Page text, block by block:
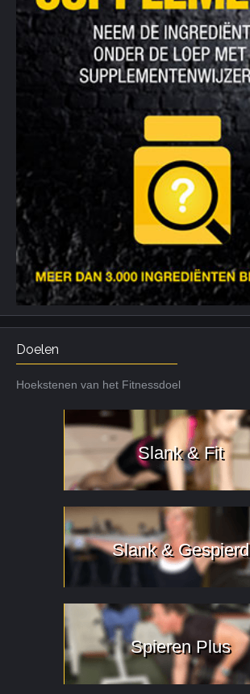
Doelen
Hoekstenen van het Fitnessdoel
Slank & Fit
Slank & Gespierd
Spieren Plus